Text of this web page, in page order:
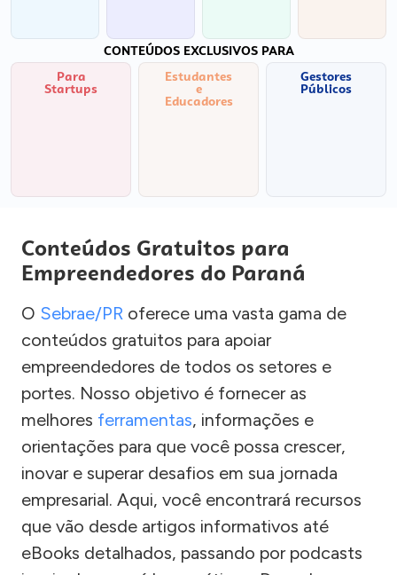
CONTEÚDOS EXCLUSIVOS PARA
Para
Startups
Estudantes
e
Educadores
Gestores
Públicos
Conteúdos Gratuitos para
Empreendedores do Paraná
O Sebrae/PR oferece uma vasta gama de
conteúdos gratuitos para apoiar
empreendedores de todos os setores e
portes. Nosso objetivo é fornecer as
melhores ferramentas, informações e
orientações para que você possa crescer,
inovar e superar desafios em sua jornada
empresarial. Aqui, você encontrará recursos
que vão desde artigos informativos até
eBooks detalhados, passando por podcasts